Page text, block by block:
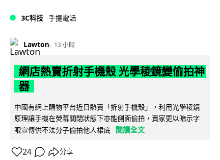
3C科技 手提電話
Lawton 13 小時
網店熱賣折射手機殼 光學稜鏡變偷拍神
器
中國有網上購物平台近日熱賣「折射手機殼」，利用光學稜鏡
原理讓手機在熒幕關閉狀態下亦能側面偷拍，賣家更以暗示字
眼宣傳供不法分子偷拍他人裙底 閱讀全文
24 分享